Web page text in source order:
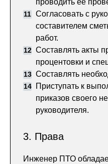
проводить её
Согласовать с
составителем
работ.
Составлять акты
процентовки и
Составлять
Приступать к
приказов своего
руководителя.
3. Права
Инженер ПТО